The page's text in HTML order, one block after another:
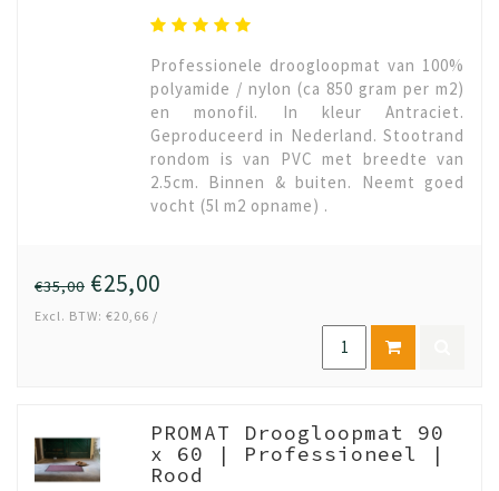
Professionele droogloopmat van 100%
polyamide / nylon (ca 850 gram per m2)
en monofil. In kleur Antraciet.
Geproduceerd in Nederland. Stootrand
rondom is van PVC met breedte van
2.5cm. Binnen & buiten. Neemt goed
vocht (5l m2 opname) .
€35,00 €25,00
Excl. BTW: €20,66 /
PROMAT Droogloopmat 90
x 60 | Professioneel |
Rood